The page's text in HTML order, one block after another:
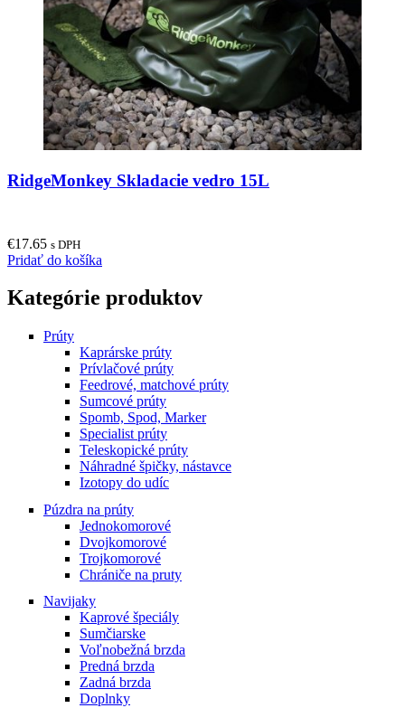
RidgeMonkey Skladacie vedro 15L
€17.65 s DPH
Pridať do košíka
Kategórie produktov
Prúty
Kaprárske prúty
Prívlačové prúty
Feedrové, matchové prúty
Sumcové prúty
Spomb, Spod, Marker
Specialist prúty
Teleskopické prúty
Náhradné špičky, nástavce
Izotopy do udíc
Púzdra na prúty
Jednokomorové
Dvojkomorové
Trojkomorové
Chrániče na pruty
Navijaky
Kaprové špeciály
Sumčiarske
Voľnobežná brzda
Predná brzda
Zadná brzda
Doplnky